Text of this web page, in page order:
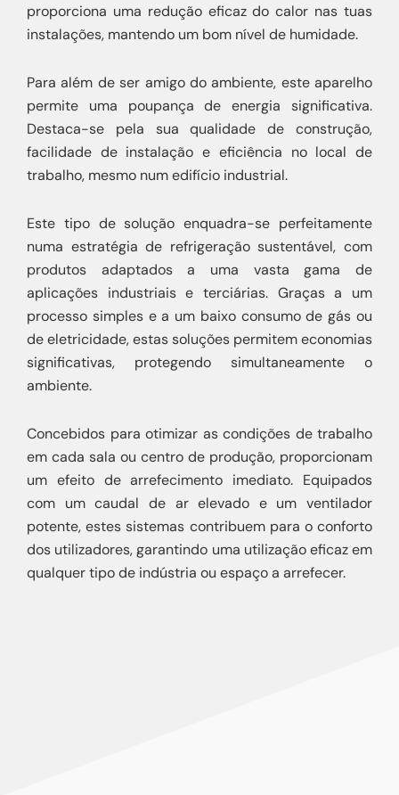
proporciona uma redução eficaz do calor nas tuas
instalações, mantendo um bom nível de humidade.
Para além de ser amigo do ambiente, este aparelho
permite uma poupança de energia significativa.
Destaca-se pela sua qualidade de construção,
facilidade de instalação e eficiência no local de
trabalho, mesmo num edifício industrial.
Este tipo de solução enquadra-se perfeitamente
numa estratégia de refrigeração sustentável, com
produtos adaptados a uma vasta gama de
aplicações industriais e terciárias. Graças a um
processo simples e a um baixo consumo de gás ou
de eletricidade, estas soluções permitem economias
significativas, protegendo simultaneamente o
ambiente.
Concebidos para otimizar as condições de trabalho
em cada sala ou centro de produção, proporcionam
um efeito de arrefecimento imediato. Equipados
com um caudal de ar elevado e um ventilador
potente, estes sistemas contribuem para o conforto
dos utilizadores, garantindo uma utilização eficaz em
qualquer tipo de indústria ou espaço a arrefecer.